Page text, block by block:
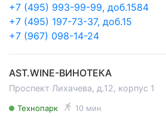
+7 (495) 993-99-99, доб.1584
+7 (495) 197-73-37, доб.15
+7 (967) 098-14-24
AST.WINE-ВИНОТЕКА
Проспект Лихачева, д.12, корпус 1
Технопарк 10 мин